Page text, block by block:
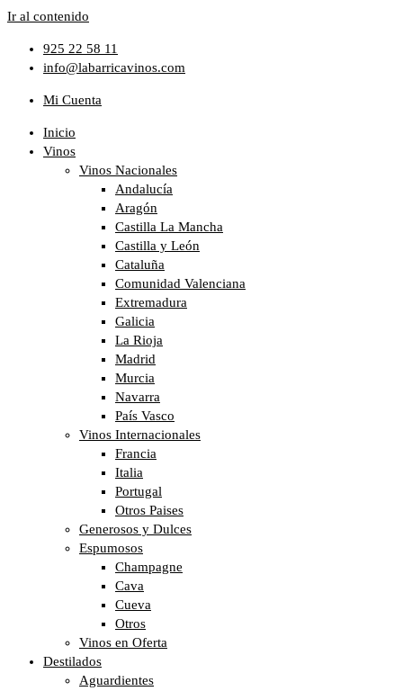
Ir al contenido
925 22 58 11
info@labarricavinos.com
Mi Cuenta
Inicio
Vinos
Vinos Nacionales
Andalucía
Aragón
Castilla La Mancha
Castilla y León
Cataluña
Comunidad Valenciana
Extremadura
Galicia
La Rioja
Madrid
Murcia
Navarra
País Vasco
Vinos Internacionales
Francia
Italia
Portugal
Otros Paises
Generosos y Dulces
Espumosos
Champagne
Cava
Cueva
Otros
Vinos en Oferta
Destilados
Aguardientes